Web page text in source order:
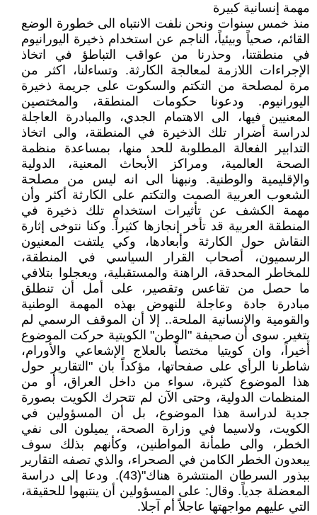
مهمة إنسانية كبيرة
منذ خمس سنوات ونحن نلفت الانتباه الى خطورة الوضع
القائم، صحياً وبيئياً، الناجم عن استخدام ذخيرة اليورانيوم
في منطقتنا، وحذرنا من عواقب التباطؤ في اتخاذ
الإجراءات اللازمة لمعالجة الكارثة. وتساءلنا، اكثر من
مرة لمصلحة من التكتم والسكوت على جريمة ذخيرة
اليورانيوم. ودعونا حكومات المنطقة، والمختصين
المعنيين فيها، الى الاهتمام الجدي، والمبادرة العاجلة
لدراسة أضرار تلك الذخيرة في المنطقة، والى اتخاذ
التدابير الفعالة المطلوبة للحد منها، بمساعدة منظمة
الصحة العالمية، ومراكز الأبحاث المعنية، الدولية
والإقليمية والوطنية. ونبهنا الى انه ليس من مصلحة
الشعوب العربية الصمت والتكتم على الكارثة أكثر وأن
مهمة الكشف عن تأثيرات استخدام تلك ذخيرة في
المنطقة العربية قد تأخر إنجازها كثيراً. وكنا نتوخى إثارة
النقاش حول الكارثة وأبعادها، وكي يلتفت المعنيون
الرسميون، أصحاب القرار السياسي في المنطقة،
للمخاطر المحدقة، الراهنة والمستقبلية، ويعجلوا بتلافي
ما حصل من تقاعس وتقصير، على أمل أن تنطلق
مبادرة جادة وعاجلة للنهوض بهذه المهمة الوطنية
والقومية والإنسانية الملحة.. إلا أن الموقف الرسمي لم
يتغير. سوى أن صحيفة "الوطن" الكويتية حركت الموضوع
أخيراً، وان كويتيا مختصاً بالعلاج الإشعاعي والأورام،
شاطرنا الرأي على صفحاتها، مؤكداً بان "التقارير حول
هذا الموضوع كثيرة، سواء من داخل العراق، أو من
المنظمات الدولية، وحتى الآن لم تتحرك الكويت بصورة
جدية لدراسة هذا الموضوع، بل أن المسؤولين في
الكويت، ولاسيما في وزارة الصحة، يميلون الى نفي
الخطر، والى طمأنة المواطنين، وكأنهم بذلك سوف
يبعدون الخطر الكامن في الصحراء، والذي تصفه التقارير
ببذور السرطان المنتشرة هناك"(43). ودعا إلى دراسة
المعضلة جدياً. وقال: على المسؤولين أن ينتبهوا للحقيقة،
التي عليهم مواجهتها عاجلاً أم آجلا.